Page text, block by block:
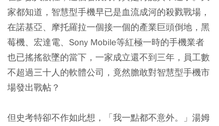
家都知道，智慧型手機早已是血流成河的殺戮戰場，
在諾基亞、摩托羅拉一個接一個的產業巨頭倒地，黑
莓機、宏達電、Sony Mobile等紅極一時的手機業者
也已搖搖欲墜的當下，一家成立還不到三年，員工數
不超過三十人的軟體公司，竟然膽敢對智慧型手機市
場發出戰帖？
但史考特卻不作如此想，「我一點都不意外。」湯姆